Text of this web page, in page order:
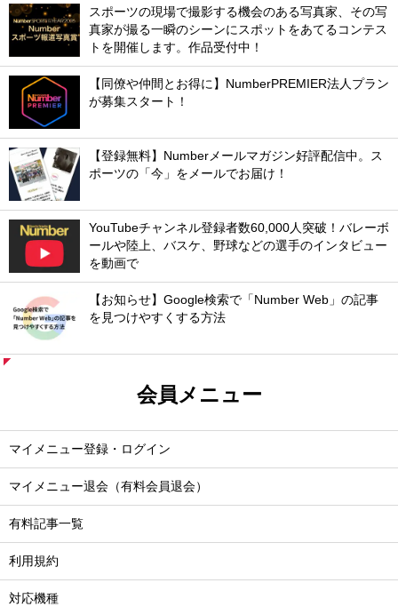
スポーツの現場で撮影する機会のある写真家、その写
真家が撮る一瞬のシーンにスポットをあてるコンテス
トを開催します。作品受付中！
【同僚や仲間とお得に】NumberPREMIER法人プラン
が募集スタート！
【登録無料】Numberメールマガジン好評配信中。ス
ポーツの「今」をメールでお届け！
YouTubeチャンネル登録者数60,000人突破！バレーボ
ールや陸上、バスケ、野球などの選手のインタビュー
を動画で
【お知らせ】Google検索で「Number Web」の記事
を見つけやすくする方法
会員メニュー
マイメニュー登録・ログイン
マイメニュー退会（有料会員退会）
有料記事一覧
利用規約
対応機種